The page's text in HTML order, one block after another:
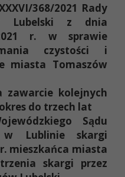
368/2021 Rady
Lubelski z dnia
r. w sprawie
czystości i
miasta Tomaszów
zawarcie kolejnych
do trzech lat
Sądu
w Lublinie skargi
mieszkańca miasta
skargi przez